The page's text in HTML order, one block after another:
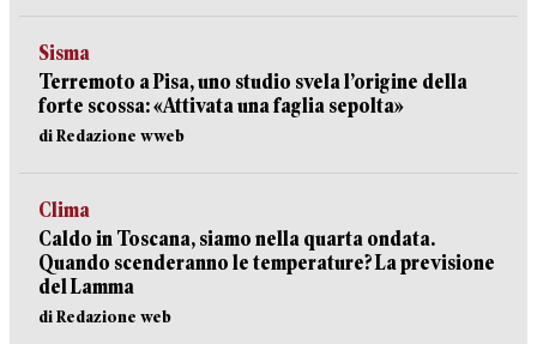
Sisma
Terremoto a Pisa, uno studio svela l’origine della
forte scossa: «Attivata una faglia sepolta»
di Redazione wweb
Clima
Caldo in Toscana, siamo nella quarta ondata.
Quando scenderanno le temperature? La previsione
del Lamma
di Redazione web